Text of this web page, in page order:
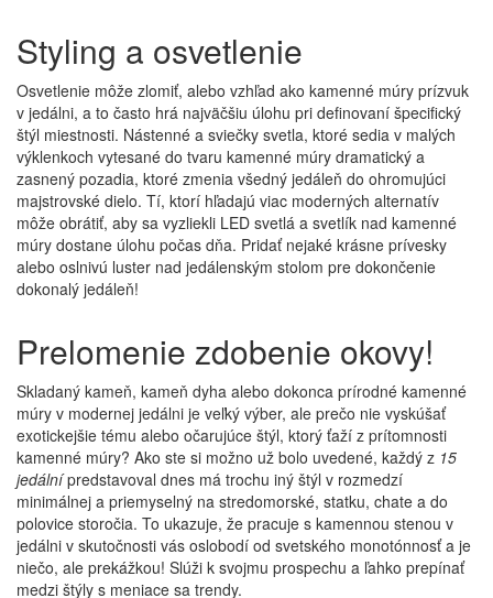
Styling a osvetlenie
Osvetlenie môže zlomiť, alebo vzhľad ako kamenné múry prízvuk
v jedálni, a to často hrá najväčšiu úlohu pri definovaní špecifický
štýl miestnosti. Nástenné a sviečky svetla, ktoré sedia v malých
výklenkoch vytesané do tvaru kamenné múry dramatický a
zasnený pozadia, ktoré zmenia všedný jedáleň do ohromujúci
majstrovské dielo. Tí, ktorí hľadajú viac moderných alternatív
môže obrátiť, aby sa vyzliekli LED svetlá a svetlík nad kamenné
múry dostane úlohu počas dňa. Pridať nejaké krásne prívesky
alebo oslnivú luster nad jedálenským stolom pre dokončenie
dokonalý jedáleň!
Prelomenie zdobenie okovy!
Skladaný kameň, kameň dyha alebo dokonca prírodné kamenné
múry v modernej jedálni je veľký výber, ale prečo nie vyskúšať
exotickejšie tému alebo očarujúce štýl, ktorý ťaží z prítomnosti
kamenné múry? Ako ste si možno už bolo uvedené, každý z 15
jedálnípredstavoval dnes má trochu iný štýl v rozmedzí
minimálnej a priemyselný na stredomorské, statku, chate a do
polovice storočia. To ukazuje, že pracuje s kamennou stenou v
jedálni v skutočnosti vás oslobodí od svetského monotónnosť a je
niečo, ale prekážkou! Slúži k svojmu prospechu a ľahko prepínať
medzi štýly s meniace sa trendy.